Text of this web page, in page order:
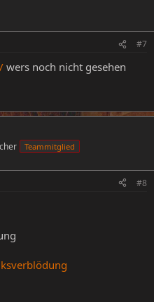
#7
wers noch nicht gesehen
Teammitglied
#8